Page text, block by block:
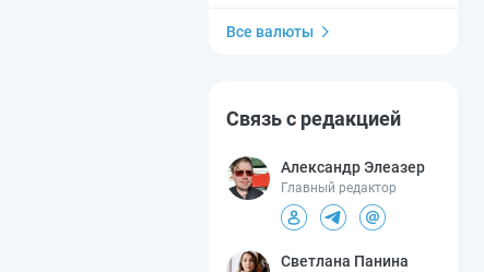
Все валюты
Связь с редакцией
Александр Элеазер
Главный редактор
Светлана Панина